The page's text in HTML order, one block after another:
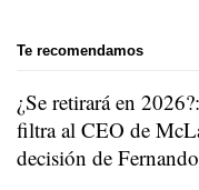
Te recomendamos
¿Se retirará en
filtra al CEO de
decisión de